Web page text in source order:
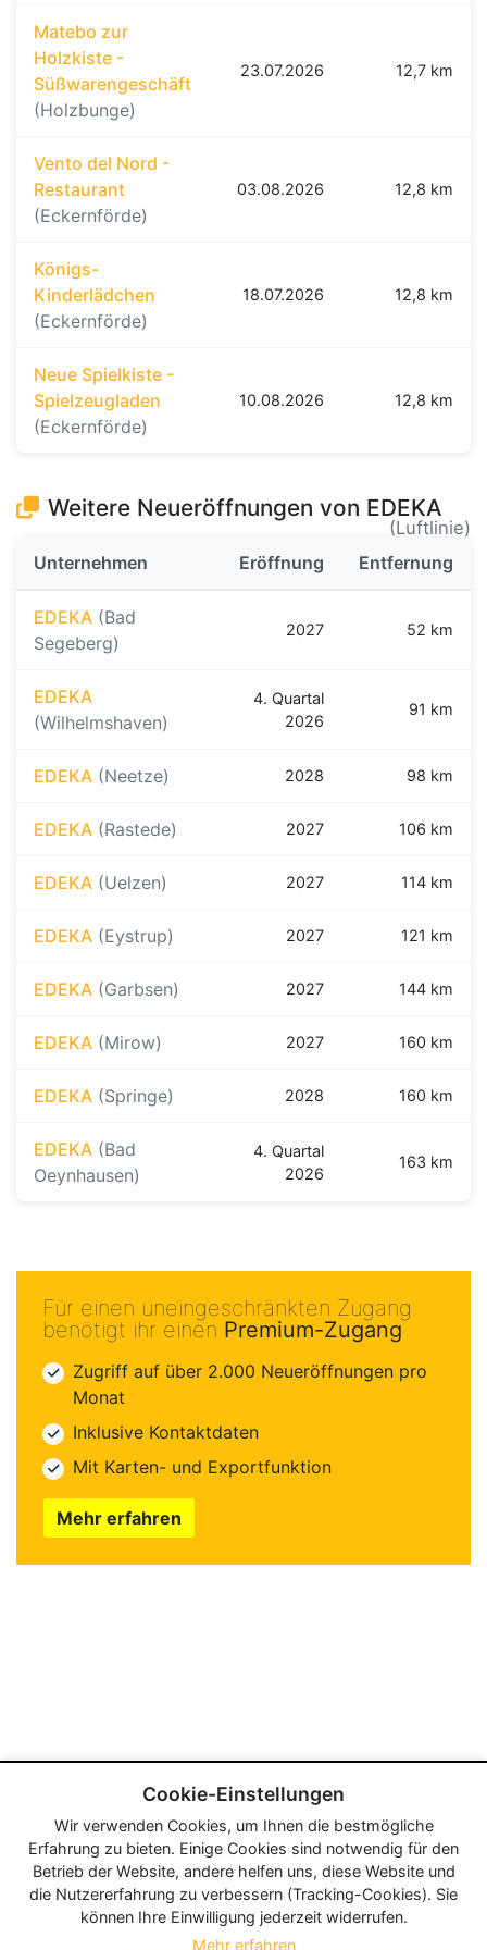
Matebo zur
Holzkiste -
Süßwarengeschäft
(Holzbunge)
23.07.2026 12,7 km
Vento del Nord -
Restaurant
(Eckernförde)
03.08.2026 12,8 km
Königs-
Kinderlädchen
(Eckernförde)
18.07.2026 12,8 km
Neue Spielkiste -
Spielzeugladen
(Eckernförde)
10.08.2026 12,8 km
Weitere Neueröffnungen von EDEKA
(Luftlinie)
Unternehmen
Eröffnung Entfernung
EDEKA (Bad
Segeberg)
2027 52 km
EDEKA
(Wilhelmshaven)
4. Quartal
2026
91 km
EDEKA (Neetze) 2028 98 km
EDEKA (Rastede) 2027 106 km
EDEKA (Uelzen) 2027 114 km
EDEKA (Eystrup) 2027 121 km
EDEKA (Garbsen) 2027 144 km
EDEKA (Mirow) 2027 160 km
EDEKA (Springe) 2028 160 km
EDEKA (Bad
Oeynhausen)
4. Quartal
2026
163 km
Für einen uneingeschränkten Zugang
benötigt ihr einen Premium-Zugang
Zugriff auf über 2.000 Neueröffnungen pro
Monat
Inklusive Kontaktdaten
Mit Karten- und Exportfunktion
Mehr erfahren
Cookie-Einstellungen
Wir verwenden Cookies, um Ihnen die bestmögliche
Erfahrung zu bieten. Einige Cookies sind notwendig für den
Betrieb der Website, andere helfen uns, diese Website und
die Nutzererfahrung zu verbessern (Tracking-Cookies). Sie
können Ihre Einwilligung jederzeit widerrufen.
Mehr erfahren